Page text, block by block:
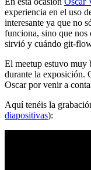
experiencia en el uso
interesante ya que no
funciona, sino que nos
sirvió y cuándo git-
El meetup estuvo muy
durante la exposición.
Oscar por venir a
Aquí tenéis la
diapositivas):